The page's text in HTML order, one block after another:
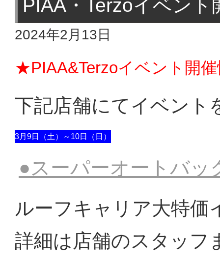
PIAA・Terzoイベン
2024年2月13日
★PIAA&Terzoイベント開
下記店舗にてイベント
3月9日（土）～10日（日）
●スーパーオートバッ
ルーフキャリア大特価
詳細は店舗のスタッフ